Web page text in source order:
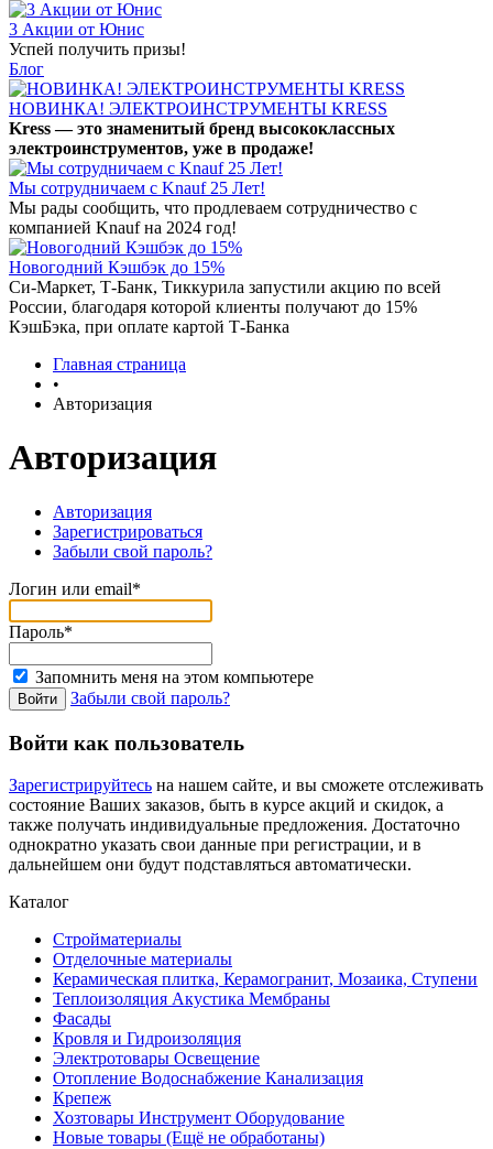
3 Акции от Юнис
Успей получить призы!
Блог
НОВИНКА! ЭЛЕКТРОИНСТРУМЕНТЫ KRESS
Kress — это знаменитый бренд высококлассных
электроинструментов, уже в продаже!
Мы сотрудничаем с Knauf 25 Лет!
Мы рады сообщить, что продлеваем сотрудничество с
компанией Knauf на 2024 год!
Новогодний Кэшбэк до 15%
Си-Маркет, Т-Банк, Тиккурила запустили акцию по всей
России, благодаря которой клиенты получают до 15%
КэшБэка, при оплате картой Т-Банка
Главная страница
•
Авторизация
Авторизация
Авторизация
Зарегистрироваться
Забыли свой пароль?
Логин или email*
Пароль*
Запомнить меня на этом компьютере
Забыли свой пароль?
Войти как пользователь
Зарегистрируйтесь на нашем сайте, и вы сможете отслеживать
состояние Ваших заказов, быть в курсе акций и скидок, а
также получать индивидуальные предложения. Достаточно
однократно указать свои данные при регистрации, и в
дальнейшем они будут подставляться автоматически.
Каталог
Стройматериалы
Отделочные материалы
Керамическая плитка, Керамогранит, Мозаика, Ступени
Теплоизоляция Акустика Мембраны
Фасады
Кровля и Гидроизоляция
Электротовары Освещение
Отопление Водоснабжение Канализация
Крепеж
Хозтовары Инструмент Оборудование
Новые товары (Ещё не обработаны)